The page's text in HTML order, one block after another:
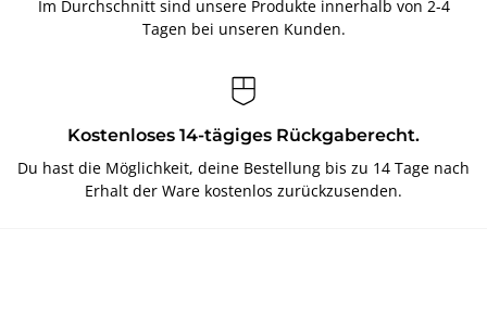
Im Durchschnitt sind unsere Produkte innerhalb von 2-4
Tagen bei unseren Kunden.
Kostenloses 14-tägiges Rückgaberecht.
Du hast die Möglichkeit, deine Bestellung bis zu 14 Tage nach
Erhalt der Ware kostenlos zurückzusenden.